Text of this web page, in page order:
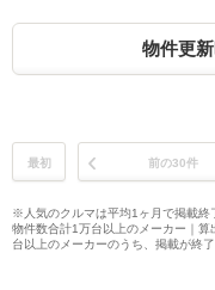
物件更
最初 前の30件
※人気のクルマは平均1ヶ月で掲載終
物件数合計1万台以上のメーカー｜
台以上のメーカーのうち、掲載が終